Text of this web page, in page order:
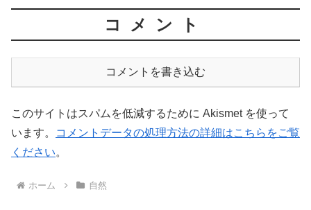
コメント
コメントを書き込む
このサイトはスパムを低減するために Akismet を使って
います。
コメントデータの処理方法の詳細はこちらをご覧
ください。
ホーム 自然